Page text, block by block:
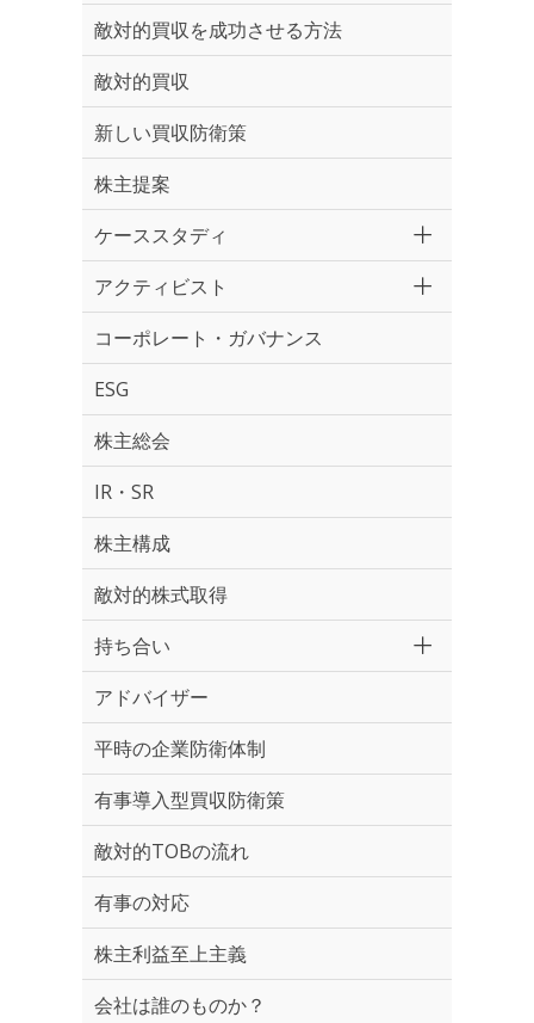
敵対的買収を成功させる方法
敵対的買収
新しい買収防衛策
株主提案
ケーススタディ
アクティビスト
コーポレート・ガバナンス
ESG
株主総会
IR・SR
株主構成
敵対的株式取得
持ち合い
アドバイザー
平時の企業防衛体制
有事導入型買収防衛策
敵対的TOBの流れ
有事の対応
株主利益至上主義
会社は誰のものか？